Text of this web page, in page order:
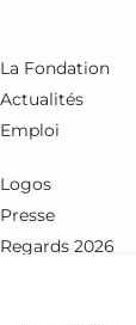
La Fondation
Actualités
Emploi
Logos
Presse
Regards 2026
Rue du Petit-